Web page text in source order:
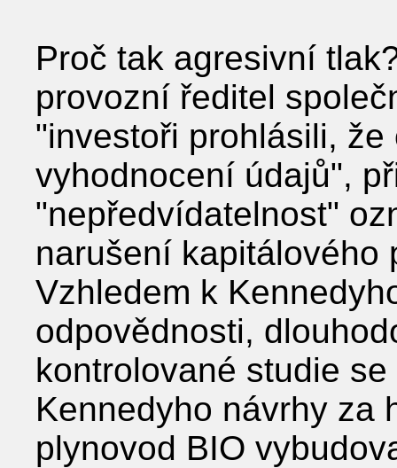
Proč tak agresivní
provozní ředitel
"investoři prohlásili,
vyhodnocení údajů",
"nepředvídatelnost"
narušení kapitálového
Vzhledem k
odpovědnosti,
kontrolované studie
Kennedyho návrhy za
plynovod BIO